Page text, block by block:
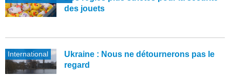
des jouets
International
Ukraine : Nous ne détournerons pas le
regard